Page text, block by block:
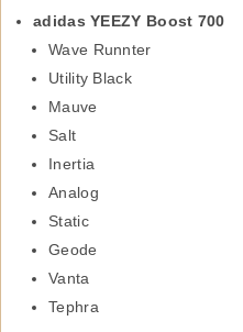
adidas YEEZY Boost 700
Wave Runnter
Utility Black
Mauve
Salt
Inertia
Analog
Static
Geode
Vanta
Tephra